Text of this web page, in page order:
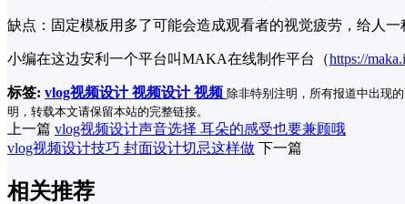
缺点：固定模板用多了可能会造成观看者的视觉疲劳，给人一
小编在这边安利一个平台叫MAKA在线制作平台（https://
标签: vlog视频设计视频设计视频 除非特别注明，所有报道中出现
明，转载本文请保留本站的完整链接。
上一篇 vlog视频设计声音选择 耳朵的感受也要兼顾哦
vlog视频设计技巧 封面设计切忌这样做 下一篇
相关推荐